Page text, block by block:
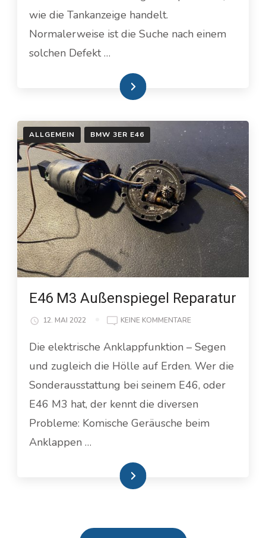
wie die Tankanzeige handelt.
Normalerweise ist die Suche nach einem
solchen Defekt …
Weiterlesen
ALLGEMEIN BMW 3ER E46
E46 M3 Außenspiegel Reparatur
12. MAI 2022 KEINE KOMMENTAREZU
M3
EPARATUR
Die elektrische Anklappfunktion – Segen
und zugleich die Hölle auf Erden. Wer die
Sonderausstattung bei seinem E46, oder
E46 M3 hat, der kennt die diversen
Probleme: Komische Geräusche beim
Anklappen …
Weiterlesen